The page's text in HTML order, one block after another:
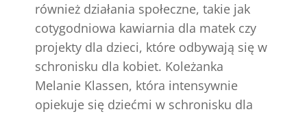
również działania społeczne, takie jak
cotygodniowa kawiarnia dla matek czy
projekty dla dzieci, które odbywają się w
schronisku dla kobiet. Koleżanka
Melanie Klassen, która intensywnie
opiekuje się dziećmi w schronisku dla